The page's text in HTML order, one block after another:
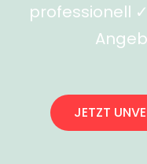
professionell
JETZT